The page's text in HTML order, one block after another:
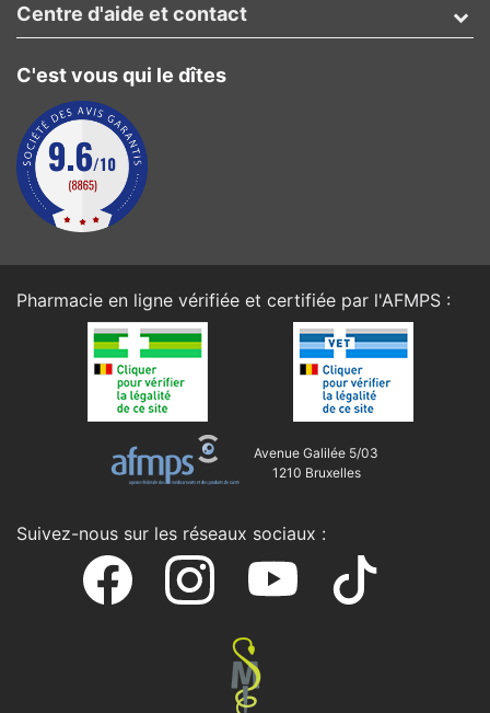
C'est vous qui le dîtes
Centre d'aide et contact
Pharmacie en ligne vérifiée et certifiée par l'AFMPS :
Avenue Galilée 5/03
1210 Bruxelles
Suivez-nous sur les réseaux sociaux :